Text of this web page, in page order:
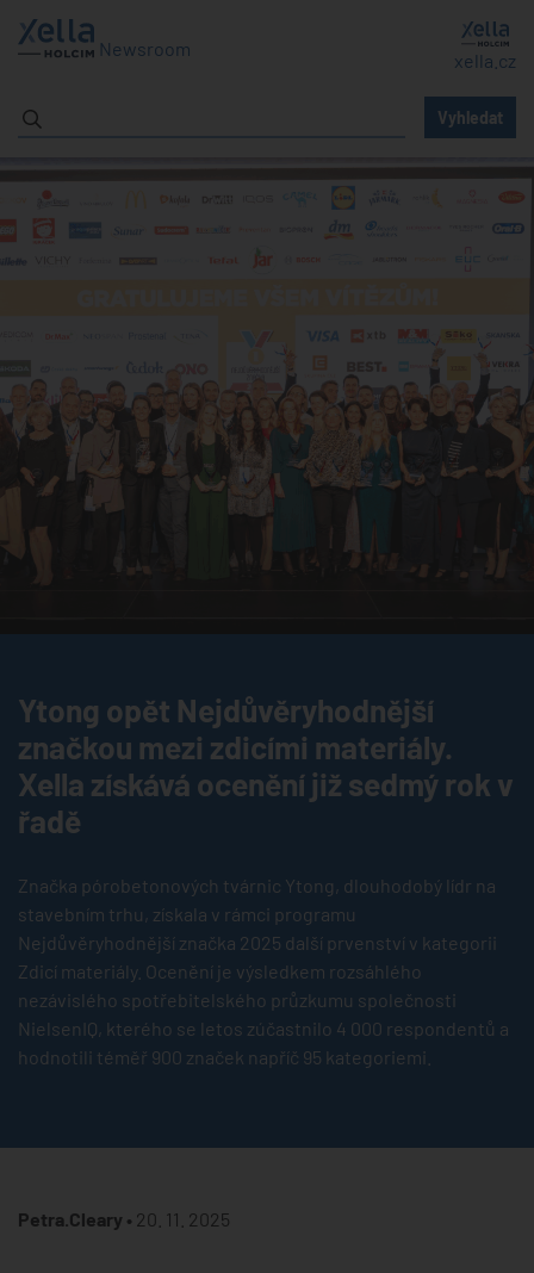
Newsroom
xella.cz
Ytong opět Nejdůvěryhodnější
značkou mezi zdicími materiály.
Xella získává ocenění již sedmý rok v
řadě
Značka pórobetonových tvárnic Ytong, dlouhodobý lídr na
stavebním trhu, získala v rámci programu
Nejdůvěryhodnější značka 2025 další prvenství v kategorii
Zdicí materiály. Ocenění je výsledkem rozsáhlého
nezávislého spotřebitelského průzkumu společnosti
NielsenIQ, kterého se letos zúčastnilo 4 000 respondentů a
hodnotili téměř 900 značek napříč 95 kategoriemi.
Petra.Cleary • 20. 11. 2025